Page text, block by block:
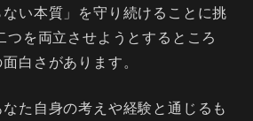
い本質」を守り続けることに挑
つを両立させようとするところ
白さがあります。
た自身の考えや経験と通じるも